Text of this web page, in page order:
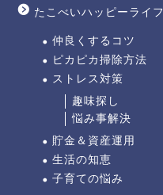
たこべいハッピーライフ
仲良くするコツ
ピカピカ掃除方法
ストレス対策
趣味探し
悩み事解決
貯金＆資産運用
生活の知恵
子育ての悩み